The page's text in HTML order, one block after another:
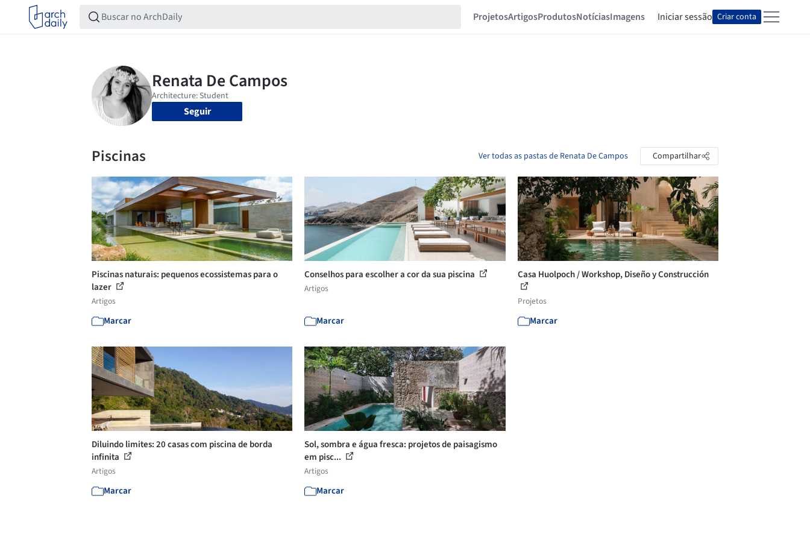
ProjetosArtigosProdutosNotíciasImagens Iniciar sessão Criar conta
Seguir
Piscinas Ver todas as pastas de Renata De Campos Compartilhar
Piscinas naturais: pequenos ecossistemas para o
lazer
Artigos
Marcar
Conselhos para escolher a cor da sua piscina
Artigos
Marcar
Casa Huolpoch / Workshop, Diseño y Construcción
Projetos
Marcar
Diluindo limites: 20 casas com piscina de borda
infinita
Artigos
Marcar
Sol, sombra e água fresca: projetos de paisagismo
em pisc...
Artigos
Marcar